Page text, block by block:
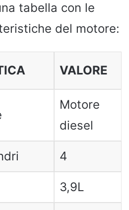
tabella con le
del motore:
VALORE
Motore
diesel
4
3,9L